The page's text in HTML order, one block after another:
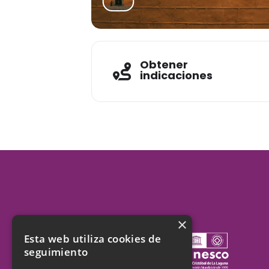
Obtener
indicaciones
Esta web utiliza cookies de
seguimiento
×